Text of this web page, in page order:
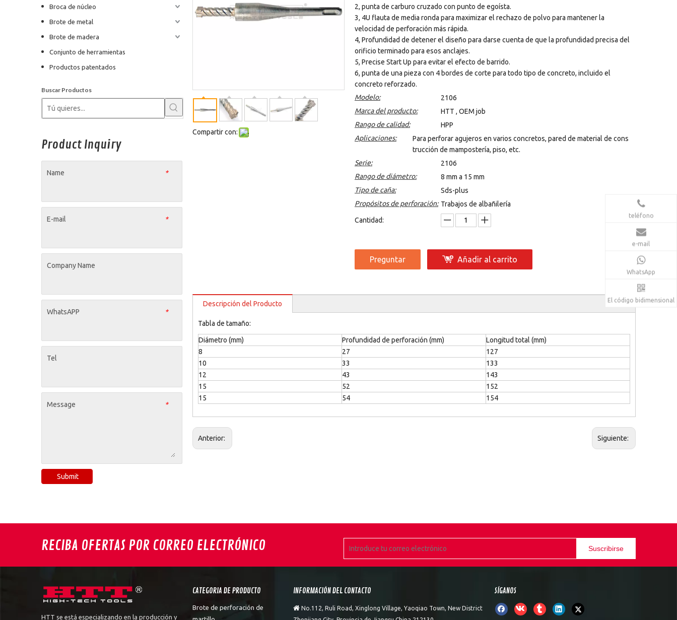
Broca de núcleo
Brote de metal
Brote de madera
Conjunto de herramientas
Productos patentados
Buscar Productos
Product Inquiry
*
Name
*
E-mail
Company Name
*
WhatsAPP
Tel
*
Message
Submit
Compartir con:
2, punta de carburo cruzado con punto de egoísta.
3, 4U flauta de media ronda para maximizar el rechazo de polvo para mantener la
velocidad de perforación más rápida.
4, Profundidad de detener el diseño para darse cuenta de que la profundidad precisa del
orificio terminado para esos anclajes.
5, Precise Start Up para evitar el efecto de barrido.
6, punta de una pieza con 4 bordes de corte para todo tipo de concreto, incluido el
concreto reforzado.
Modelo:
2106
Marca del producto:
HTT , OEM job
Rango de calidad:
HPP
Aplicaciones:
Para perforar agujeros en varios concretos, pared de material de cons
trucción de mampostería, piso, etc.
Serie:
2106
Rango de diámetro:
8 mm a 15 mm
Tipo de caña:
Sds-plus
Propósitos de perforación: Trabajos de albañilería
Cantidad:
Preguntar Añadir al carrito
Descripción del Producto
Tabla de tamaño:
Diámetro (mm) Profundidad de perforación (mm)
Longitud total (mm)
8
27
127
10
33
133
12
43
143
15
52
152
15
54 154
Anterior: Siguiente:
RECIBA OFERTAS POR CORREO ELECTRÓNICO Suscribirse
HTT se está especializando en la producción y
CATEGORIA DE PRODUCTO
Brote de perforación de
INFORMACIÓN DEL CONTACTO
 No.112, Ruli Road, Xinglong Village, Yaoqiao Town, New District
SÍGANOS
teléfono
e-mail
WhatsApp
El código bidimensional